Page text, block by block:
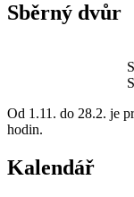
Sběrný dvůr
Od 1.11. do 28.2. je
hodin.
Kalendář